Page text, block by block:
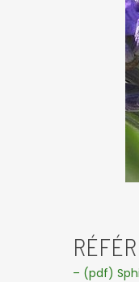
– (pdf)